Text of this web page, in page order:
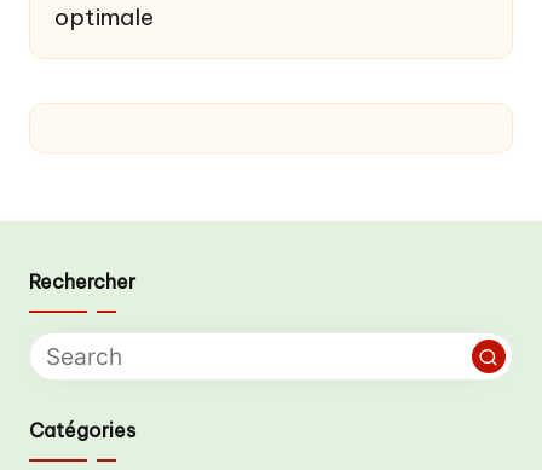
optimale
Rechercher
Catégories